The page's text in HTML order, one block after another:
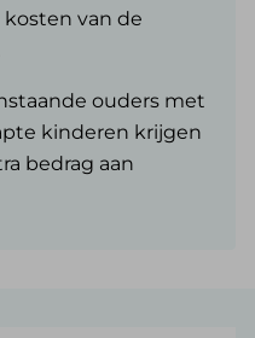
van de
ouders met
kinderen krijgen
bedrag aan